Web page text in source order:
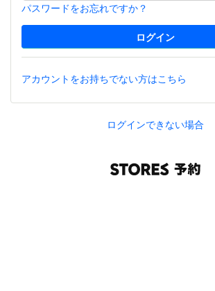
パスワードをお忘れですか？
アカウントをお持ちでない方はこちら
ログインできない場合